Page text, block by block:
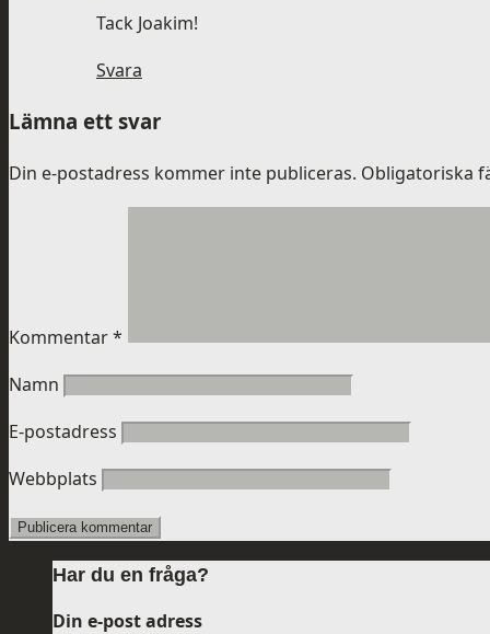
Tack Joakim!
Svara
Lämna ett svar
Din e-postadress kommer inte publiceras. Obligatoriska
Kommentar*
Namn
E-postadress
Webbplats
Har du en fråga?
Din e-post adress